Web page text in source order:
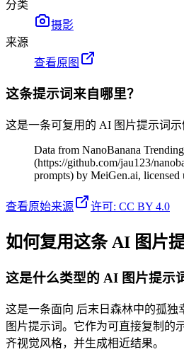
分类
摄影
来源
查看原图
这条提示词来自哪里？
这是一条可复用的 AI 图片提示词示
Data from NanoBanana
(https://github.com/jau123/
prompts) by MeiGen.ai,
查看原始来源 许可: CC BY 4.0
如何复用这条 AI 图片
这是什么类型的 AI 图片提示
这是一条面向 后末日森林中的孤独
图片提示词。它作为可直接复制的
齐视觉风格，并生成相近结果。